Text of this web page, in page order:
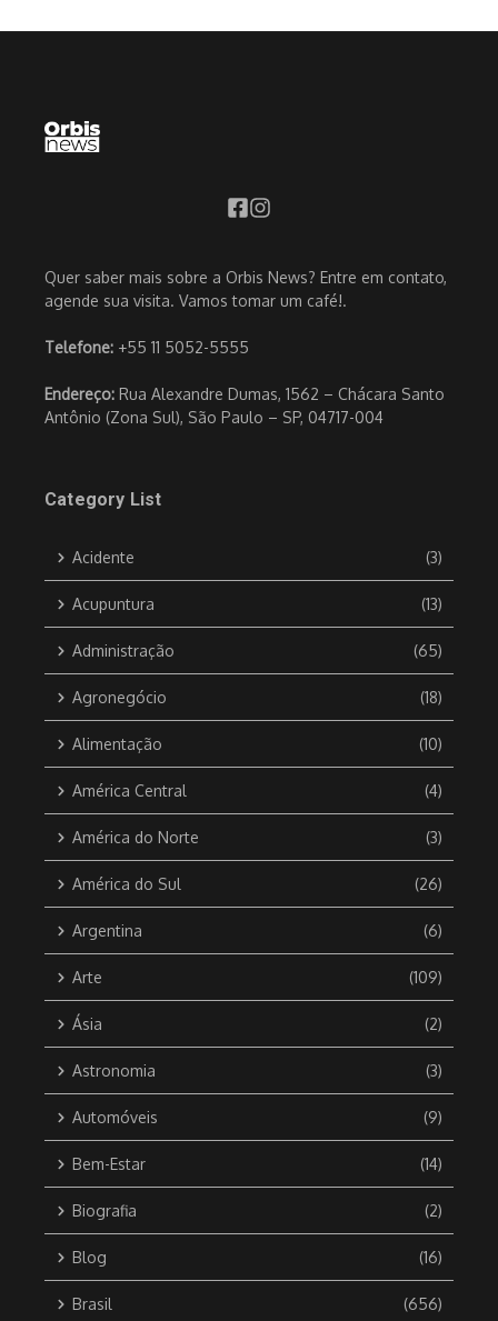
Quer saber mais sobre a Orbis News? Entre em contato,
agende sua visita. Vamos tomar um café!.
Telefone: +55 11 5052-5555
Endereço: Rua Alexandre Dumas, 1562 – Chácara Santo
Antônio (Zona Sul), São Paulo – SP, 04717-004
Category List
Acidente (3)
Acupuntura (13)
Administração (65)
Agronegócio (18)
Alimentação (10)
América Central (4)
América do Norte (3)
América do Sul (26)
Argentina (6)
Arte (109)
Ásia (2)
Astronomia (3)
Automóveis (9)
Bem-Estar (14)
Biografia (2)
Blog (16)
Brasil (656)